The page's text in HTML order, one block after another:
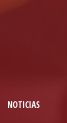
NOTICIAS